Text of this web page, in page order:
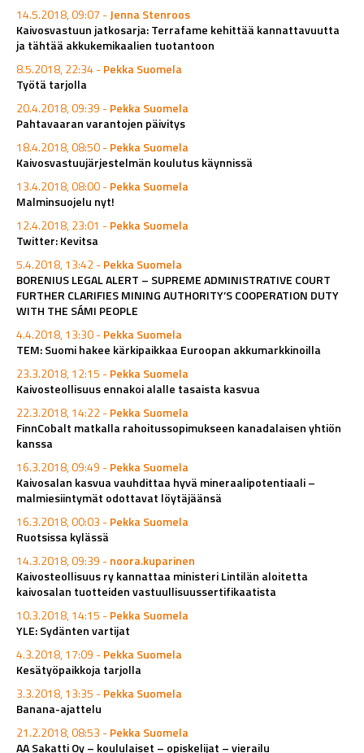
14.5.2018, 09:07 -Jenna Stenroos
Kaivosvastuun jatkosarja: Terrafame kehittää kannattavuutta
ja tähtää akkukemikaalien tuotantoon
8.5.2018, 22:34 -Pekka Suomela
Työtä tarjolla
20.4.2018, 09:39 -Pekka Suomela
Pahtavaaran varantojen päivitys
18.4.2018, 08:50 -Pekka Suomela
Kaivosvastuujärjestelmän koulutus käynnissä
13.4.2018, 08:00 -Pekka Suomela
Malminsuojelu nyt!
12.4.2018, 23:01 -Pekka Suomela
Twitter: Kevitsa
5.4.2018, 13:42 -Pekka Suomela
BORENIUS LEGAL ALERT – SUPREME ADMINISTRATIVE COURT
FURTHER CLARIFIES MINING AUTHORITY’S COOPERATION DUTY
WITH THE SÁMI PEOPLE
4.4.2018, 13:30 -Pekka Suomela
TEM: Suomi hakee kärkipaikkaa Euroopan akkumarkkinoilla
23.3.2018, 12:15 -Pekka Suomela
Kaivosteollisuus ennakoi alalle tasaista kasvua
22.3.2018, 14:22 -Pekka Suomela
FinnCobalt matkalla rahoitussopimukseen kanadalaisen yhtiön
kanssa
16.3.2018, 09:49 -Pekka Suomela
Kaivosalan kasvua vauhdittaa hyvä mineraalipotentiaali –
malmiesiintymät odottavat löytäjäänsä
16.3.2018, 00:03 -Pekka Suomela
Ruotsissa kylässä
14.3.2018, 09:39 -noora.kuparinen
Kaivosteollisuus ry kannattaa ministeri Lintilän aloitetta
kaivosalan tuotteiden vastuullisuussertifikaatista
10.3.2018, 14:15 -Pekka Suomela
YLE: Sydänten vartijat
4.3.2018, 17:09 -Pekka Suomela
Kesätyöpaikkoja tarjolla
3.3.2018, 13:35 -Pekka Suomela
Banana-ajattelu
21.2.2018, 08:53 -Pekka Suomela
AA Sakatti Oy – koululaiset – opiskelijat – vierailu